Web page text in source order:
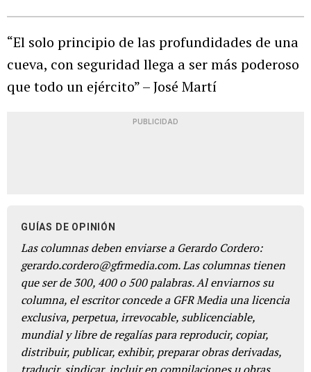
“El solo principio de las profundidades de una
cueva, con seguridad llega a ser más poderoso
que todo un ejército” – José Martí
PUBLICIDAD
GUÍAS DE OPINIÓN
Las columnas deben enviarse a Gerardo Cordero:
gerardo.cordero@gfrmedia.com. Las columnas tienen
que ser de 300, 400 o 500 palabras. Al enviarnos su
columna, el escritor concede a GFR Media una licencia
exclusiva, perpetua, irrevocable, sublicenciable,
mundial y libre de regalías para reproducir, copiar,
distribuir, publicar, exhibir, preparar obras derivadas,